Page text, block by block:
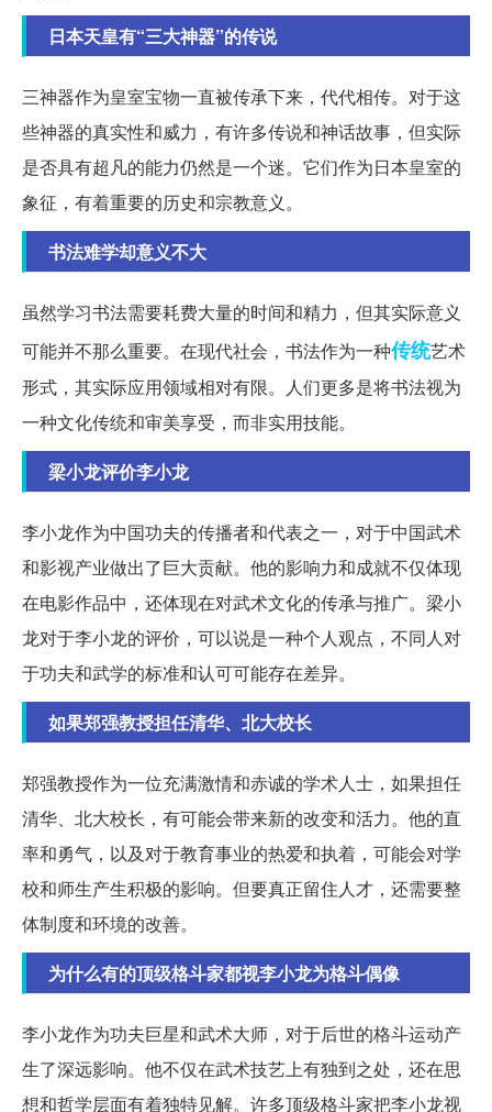
日本天皇有“三大神器”的传说
三神器作为皇室宝物一直被传承下来，代代相传。对于这
些神器的真实性和威力，有许多传说和神话故事，但实际
是否具有超凡的能力仍然是一个迷。它们作为日本皇室的
象征，有着重要的历史和宗教意义。
书法难学却意义不大
虽然学习书法需要耗费大量的时间和精力，但其实际意义
可能并不那么重要。在现代社会，书法作为一种传统艺术
形式，其实际应用领域相对有限。人们更多是将书法视为
一种文化传统和审美享受，而非实用技能。
梁小龙评价李小龙
李小龙作为中国功夫的传播者和代表之一，对于中国武术
和影视产业做出了巨大贡献。他的影响力和成就不仅体现
在电影作品中，还体现在对武术文化的传承与推广。梁小
龙对于李小龙的评价，可以说是一种个人观点，不同人对
于功夫和武学的标准和认可可能存在差异。
如果郑强教授担任清华、北大校长
郑强教授作为一位充满激情和赤诚的学术人士，如果担任
清华、北大校长，有可能会带来新的改变和活力。他的直
率和勇气，以及对于教育事业的热爱和执着，可能会对学
校和师生产生积极的影响。但要真正留住人才，还需要整
体制度和环境的改善。
为什么有的顶级格斗家都视李小龙为格斗偶像
李小龙作为功夫巨星和武术大师，对于后世的格斗运动产
生了深远影响。他不仅在武术技艺上有独到之处，还在思
想和哲学层面有着独特见解。许多顶级格斗家把李小龙视